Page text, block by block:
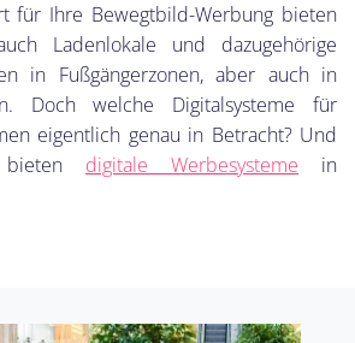
für Ihre Bewegtbild-Werbung bieten
Ladenlokale und dazugehörige
in Fußgängerzonen, aber auch in
Doch welche Digitalsysteme für
eigentlich genau in Betracht? Und
bieten digitale Werbesysteme in